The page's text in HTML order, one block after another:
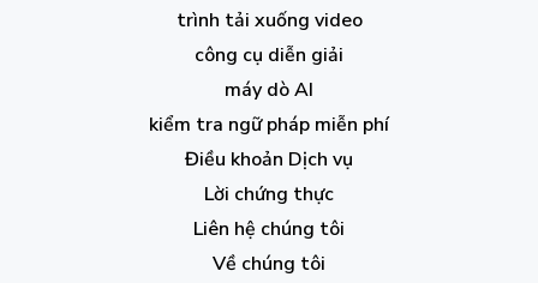
trình tải xuống video
công cụ diễn giải
máy dò AI
kiểm tra ngữ pháp miễn phí
Điều khoản Dịch vụ
Lời chứng thực
Liên hệ chúng tôi
Về chúng tôi